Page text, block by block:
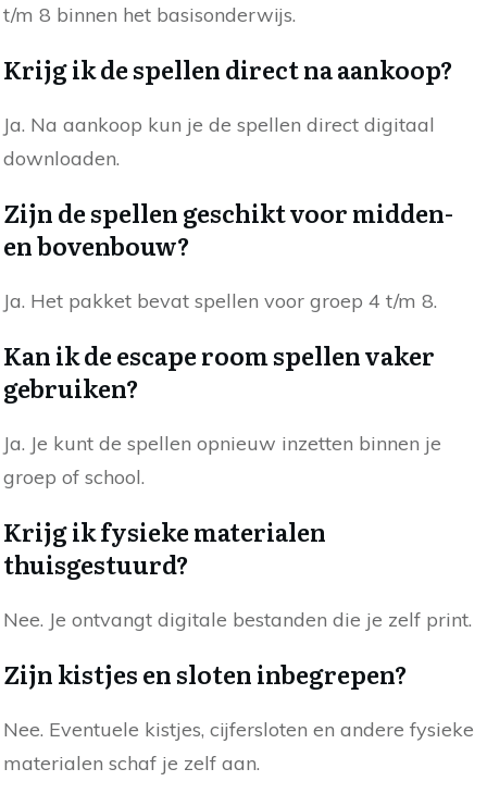
t/m 8 binnen het basisonderwijs.
Krijg ik de spellen direct na aankoop?
Ja. Na aankoop kun je de spellen direct digitaal
downloaden.
Zijn de spellen geschikt voor midden-
en bovenbouw?
Ja. Het pakket bevat spellen voor groep 4 t/m 8.
Kan ik de escape room spellen vaker
gebruiken?
Ja. Je kunt de spellen opnieuw inzetten binnen je
groep of school.
Krijg ik fysieke materialen
thuisgestuurd?
Nee. Je ontvangt digitale bestanden die je zelf print.
Zijn kistjes en sloten inbegrepen?
Nee. Eventuele kistjes, cijfersloten en andere fysieke
materialen schaf je zelf aan.